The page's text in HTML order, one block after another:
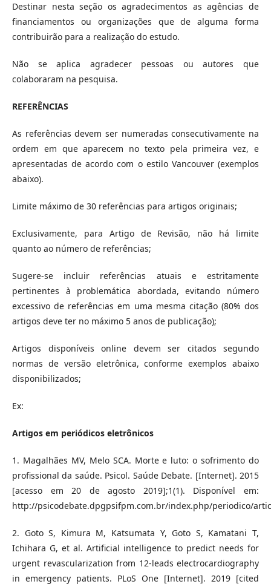
Destinar nesta seção os agradecimentos as agências de
financiamentos ou organizações que de alguma forma
contribuirão para a realização do estudo.
Não se aplica agradecer pessoas ou autores que
colaboraram na pesquisa.
REFERÊNCIAS
As referências devem ser numeradas consecutivamente na
ordem em que aparecem no texto pela primeira vez, e
apresentadas de acordo com o estilo Vancouver (exemplos
abaixo).
Limite máximo de 30 referências para artigos originais;
Exclusivamente, para Artigo de Revisão, não há limite
quanto ao número de referências;
Sugere-se incluir referências atuais e estritamente
pertinentes à problemática abordada, evitando número
excessivo de referências em uma mesma citação (80% dos
artigos deve ter no máximo 5 anos de publicação);
Artigos disponíveis online devem ser citados segundo
normas de versão eletrônica, conforme exemplos abaixo
disponibilizados;
Ex:
Artigos em periódicos eletrônicos
1. Magalhães MV, Melo SCA. Morte e luto: o sofrimento do
profissional da saúde. Psicol. Saúde Debate. [Internet]. 2015
[acesso em 20 de agosto 2019];1(1). Disponível em:
http://psicodebate.dpgpsifpm.com.br/index.php/periodico/
2. Goto S, Kimura M, Katsumata Y, Goto S, Kamatani T,
Ichihara G, et al. Artificial intelligence to predict needs for
urgent revascularization from 12-leads electrocardiography
in emergency patients. PLoS One [Internet]. 2019 [cited